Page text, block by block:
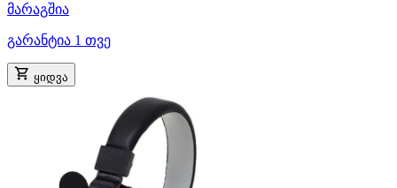
მარაგშია
გარანტია 1 თვე
ყიდვა